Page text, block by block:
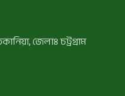
জেলাঃ চট্রগ্রাম